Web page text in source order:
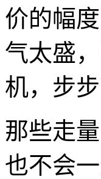
价的幅
气太盛
机，步
那些走
也不会一